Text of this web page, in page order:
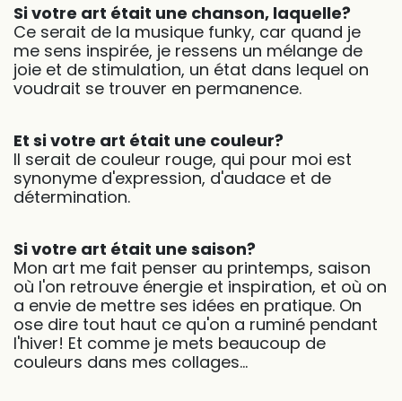
Si votre art était une chanson, laquelle?
Ce serait de la musique funky, car quand je
me sens inspirée, je ressens un mélange de
joie et de stimulation, un état dans lequel on
voudrait se trouver en permanence.
Et si votre art était une couleur?
Il serait de couleur rouge, qui pour moi est
synonyme d'expression, d'audace et de
détermination.
Si votre art était une saison?
Mon art me fait penser au printemps, saison
où l'on retrouve énergie et inspiration, et où on
a envie de mettre ses idées en pratique. On
ose dire tout haut ce qu'on a ruminé pendant
l'hiver! Et comme je mets beaucoup de
couleurs dans mes collages...